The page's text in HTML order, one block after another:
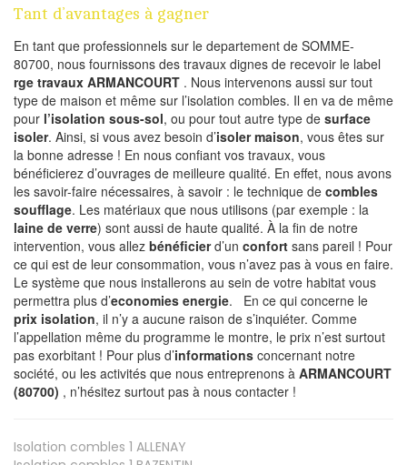
Tant d’avantages à gagner
En tant que professionnels sur le departement de SOMME-
80700, nous fournissons des travaux dignes de recevoir le label
rge travaux ARMANCOURT . Nous intervenons aussi sur tout
type de maison et même sur l’isolation combles. Il en va de même
pour l’isolation sous-sol, ou pour tout autre type de surface
isoler. Ainsi, si vous avez besoin d’isoler maison, vous êtes sur
la bonne adresse ! En nous confiant vos travaux, vous
bénéficierez d’ouvrages de meilleure qualité. En effet, nous avons
les savoir-faire nécessaires, à savoir : le technique de combles
soufflage. Les matériaux que nous utilisons (par exemple : la
laine de verre) sont aussi de haute qualité. À la fin de notre
intervention, vous allez bénéficierd’un confort sans pareil ! Pour
ce qui est de leur consommation, vous n’avez pas à vous en faire.
Le système que nous installerons au sein de votre habitat vous
permettra plus d’economies energie. En ce qui concerne le
prix isolation, il n’y a aucune raison de s’inquiéter. Comme
l’appellation même du programme le montre, le prix n’est surtout
pas exorbitant ! Pour plus d’informations concernant notre
société, ou les activités que nous entreprenons à ARMANCOURT
(80700) , n’hésitez surtout pas à nous contacter !
Isolation combles 1 ALLENAY